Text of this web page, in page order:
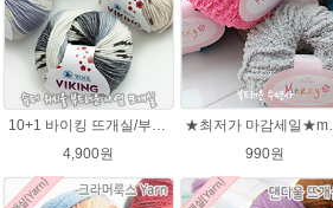
10+1 바이킹 뜨개실/부드러운 나염 아기털실 목도리실 Viking Yarn
4,900원
★최저가 마감
990원